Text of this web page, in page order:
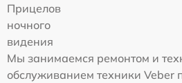
Прицелов
ночного
видения
Мы занимаемся ремонтом и
обслуживанием техники Veber